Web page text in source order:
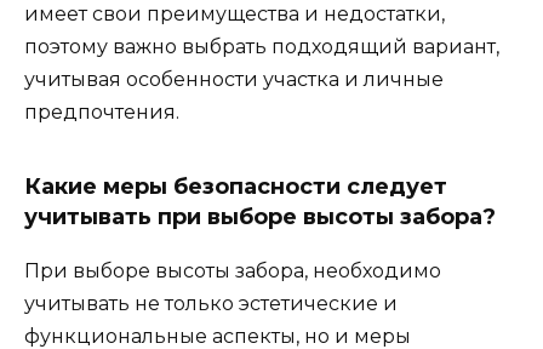
имеет свои преимущества и недостатки,
поэтому важно выбрать подходящий вариант,
учитывая особенности участка и личные
предпочтения.
Какие меры безопасности следует
учитывать при выборе высоты забора?
При выборе высоты забора, необходимо
учитывать не только эстетические и
функциональные аспекты, но и меры